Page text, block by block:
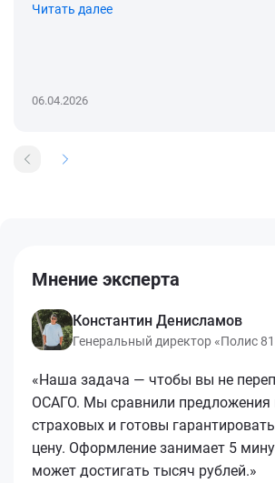
Читать далее
06.04.2026
Мнение эксперта
Константин Денисламов
Генеральный директор «Полис
«Наша задача — чтобы вы не
ОСАГО. Мы сравнили предложения
страховых и готовы
цену. Оформление занимает 5
может достигать тысяч рублей.»